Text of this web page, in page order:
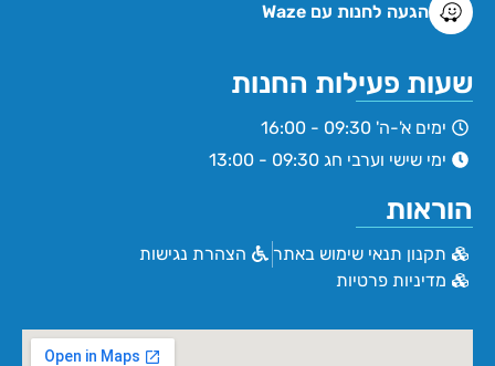
הגעה לחנות עם Waze
שעות פעילות החנות
ימים א'-ה' 09:30 - 16:00
ימי שישי וערבי חג 09:30 - 13:00
הוראות
תקנון תנאי שימוש באתר
הצהרת נגישות
מדיניות פרטיות